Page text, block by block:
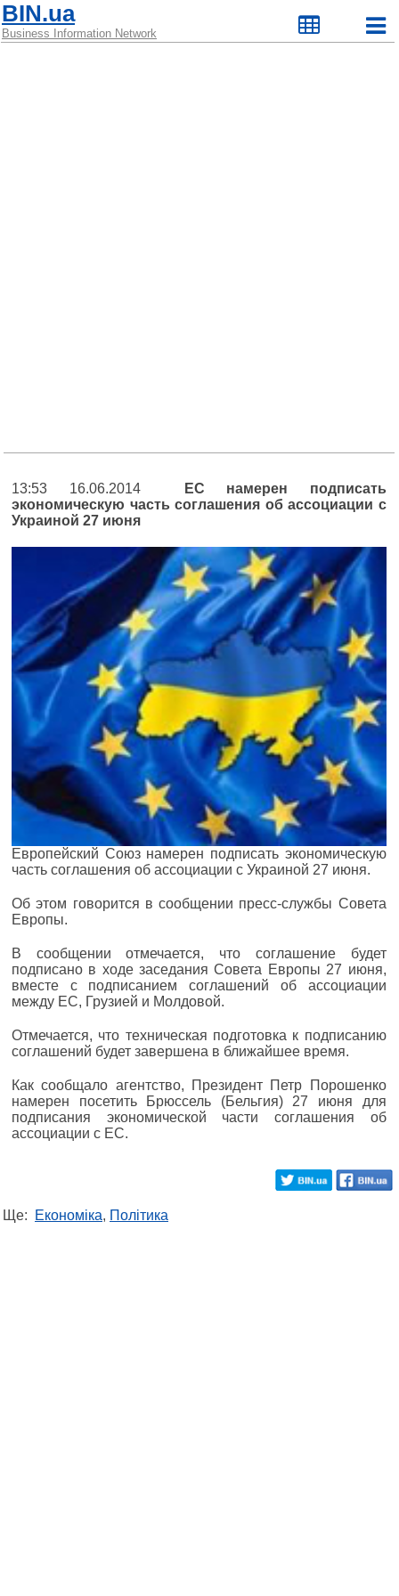
BIN.ua
Business Information Network
13:53 16.06.2014
ЕС намерен подписать
экономическую часть соглашения об ассоциации с
Украиной 27 июня
Европейский Союз намерен подписать экономическую
часть соглашения об ассоциации с Украиной 27 июня.
Об этом говорится в сообщении пресс-службы Совета
Европы.
В сообщении отмечается, что соглашение будет
подписано в ходе заседания Совета Европы 27 июня,
вместе с подписанием соглашений об ассоциации
между ЕС, Грузией и Молдовой.
Отмечается, что техническая подготовка к подписанию
соглашений будет завершена в ближайшее время.
Как сообщало агентство, Президент Петр Порошенко
намерен посетить Брюссель (Бельгия) 27 июня для
подписания экономической части соглашения об
ассоциации с ЕС.
Ще: Економіка, Політика